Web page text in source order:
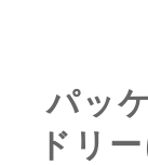
パッ
ドリ